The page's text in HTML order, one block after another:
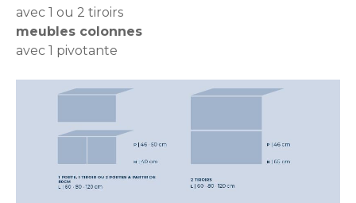
avec 1 ou 2 tiroirs
meubles colonnes
avec 1 pivotante